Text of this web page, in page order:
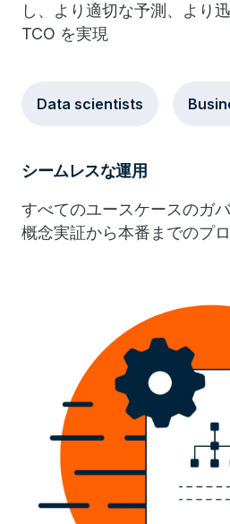
し、より適切な予測、より
TCO を実現
Data scientists
シームレスな運用
すべてのユースケースのガ
概念実証から本番までのプ